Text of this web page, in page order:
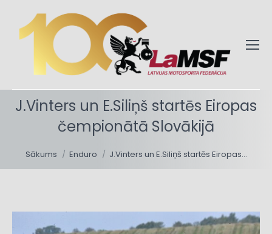
J.Vinters un E.Siliņš startēs Eiropas
čempionātā Slovākijā
Sākums Enduro J.Vinters un E.Siliņš startēs Eiropas…